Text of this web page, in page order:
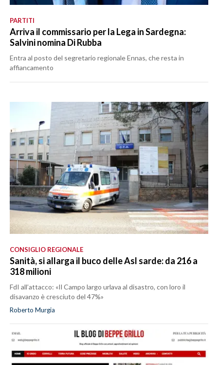
PARTITI
Arriva il commissario per la Lega in Sardegna:
Salvini nomina Di Rubba
Entra al posto del segretario regionale Ennas, che resta in
affiancamento
CONSIGLIO REGIONALE
Sanità, si allarga il buco delle Asl sarde: da 216 a
318 milioni
FdI all’attacco: «Il Campo largo urlava al disastro, con loro il
disavanzo è cresciuto del 47%»
Roberto Murgia